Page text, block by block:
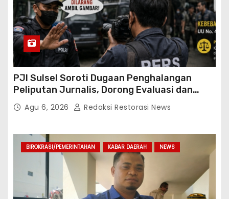
PJI Sulsel Soroti Dugaan Penghalangan
Peliputan Jurnalis, Dorong Evaluasi dan
Penguatan Kemitraan Polri-Pers
Agu 6, 2026 Redaksi Restorasi News
BIROKRASI/PEMERINTAHAN KABAR DAERAH NEWS